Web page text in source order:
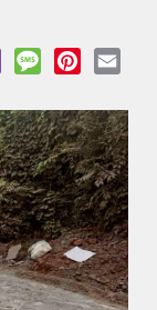
Viber MessagePinterest